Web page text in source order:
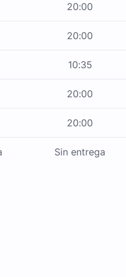
20:00
20:00
10:35
20:00
20:00
Sin entrega